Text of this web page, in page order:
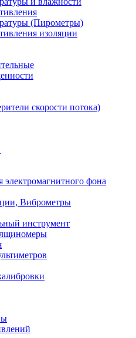
(Пирометры)
изоляции
скорости потока)
электромагнитного фона
Виброметры
инструмент